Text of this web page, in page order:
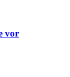
vor